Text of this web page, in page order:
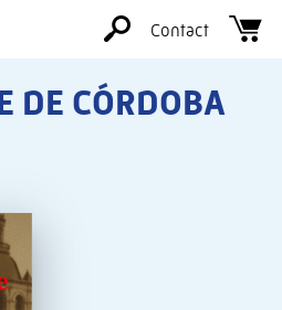
Contact
DE CÓRDOBA